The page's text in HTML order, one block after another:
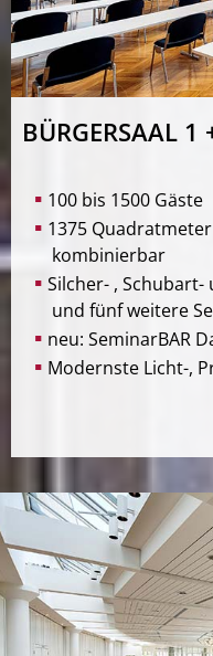
BÜRGERSAAL 1
100 bis 1500 Gäste
1375
kombinierbar
Silcher- ,
und fünf weitere
neu: SeminarBAR
Modernste Licht-,